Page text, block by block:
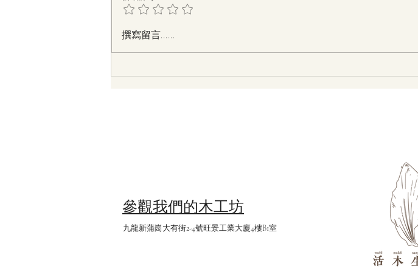
香港有哪些本地木資源？如何
運用它們？
木工課
撰寫留言......
參觀我們的木工坊
​九龍新蒲崗大有街2-4號旺景工業大廈4樓B1室